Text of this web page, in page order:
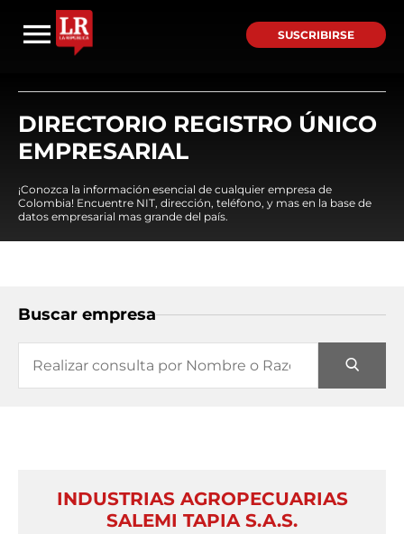
SUSCRIBIRSE
DIRECTORIO REGISTRO ÚNICO
EMPRESARIAL
¡Conozca la información esencial de cualquier empresa de
Colombia! Encuentre NIT, dirección, teléfono, y mas en la base de
datos empresarial mas grande del país.
Buscar empresa
INDUSTRIAS AGROPECUARIAS
SALEMI TAPIA S.A.S.